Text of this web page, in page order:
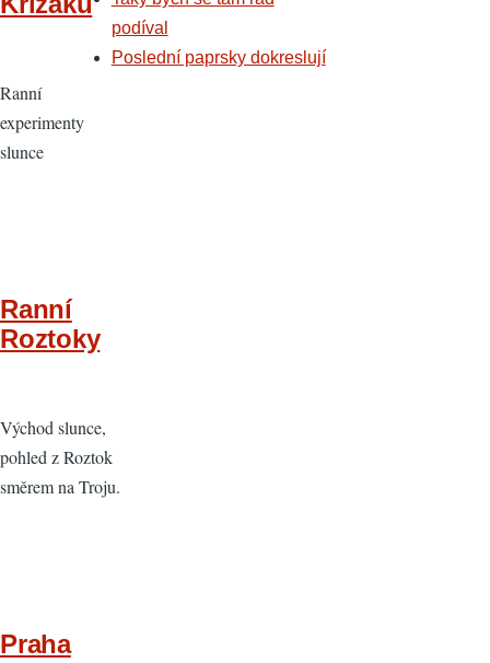
Ranní
experimenty
slunce
Ranní
Roztoky
Východ slunce,
pohled z Roztok
směrem na Troju.
Praha
podíval
Poslední paprsky dokreslují